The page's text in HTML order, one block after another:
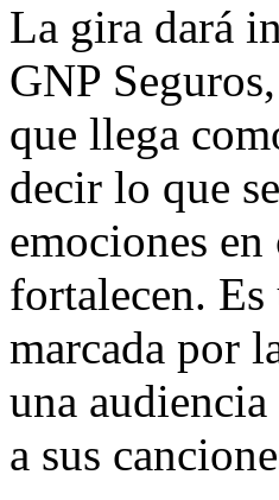
La gira dará
GNP
que llega
decir lo que
emociones
fortalecen.
marcada por
una
a sus